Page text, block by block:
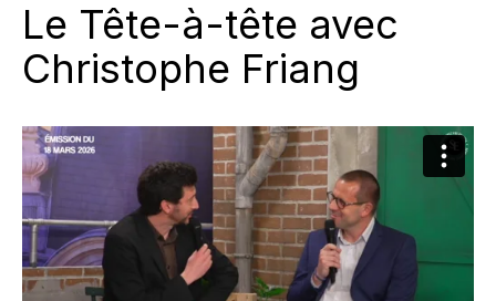
Le Tête-à-tête avec
Christophe Friang